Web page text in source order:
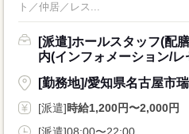
ト／仲居／レス...
[派遣]ホールスタッフ(配
内(インフォメーション/
[勤務地]/愛知県名古屋市
[派遣]時給1,200円〜2,000円
[派遣]08:00〜22:00